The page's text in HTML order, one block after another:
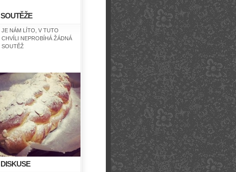
SOUTĚŽE
JE NÁM LÍTO, V TUTO
CHVÍLI NEPROBÍHÁ ŽÁDNÁ
SOUTĚŽ
DISKUSE